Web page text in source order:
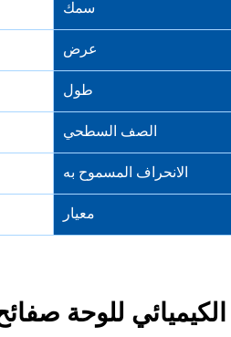
سمك
عرض
طول
الصف السطحي
الانحراف المسموح به
معيار
للوحة صفائح الألمنيوم